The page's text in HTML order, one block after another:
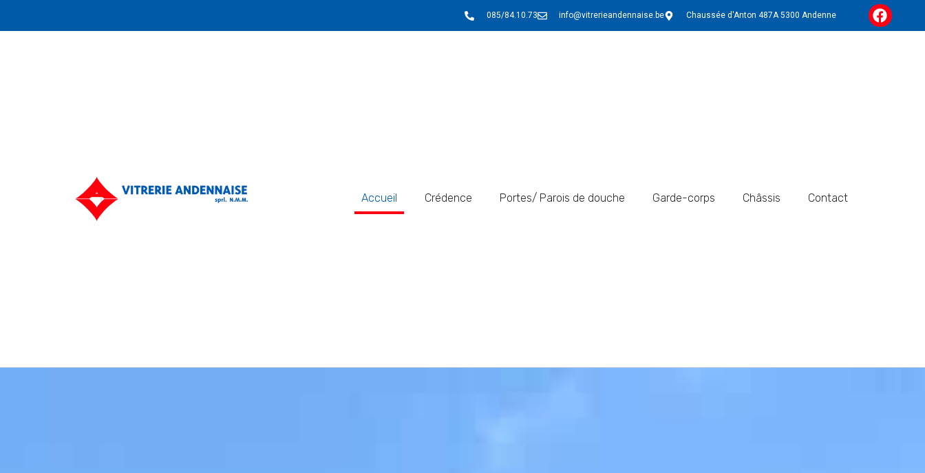
085/84.10.73 info@vitrerieandennaise.be Chaussée d'Anton 487A 5300 Andenne
Accueil Crédence Portes/ Parois de douche Garde-corps Châssis Contact